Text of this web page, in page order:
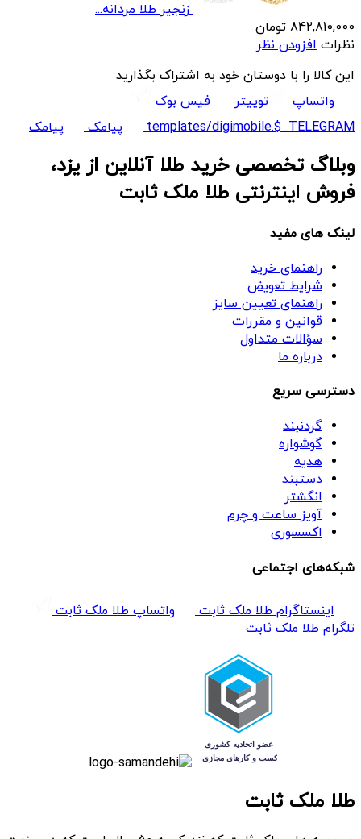
زنجیر طلا مردانه...
842,810,000 تومان
نظرات افزودن نظر
این کالا را با دوستان خود به اشتراک بگذارید
واتساپ
توییتر
فیس بوک
templates/digimobile.$_TELEGRAM
پیامک پیامک
وبلاگ تخصصی خرید طلا آنلاین از یزد،
فروش اینترنتی طلا ملک ثابت
لینک های مفید
راهنمای خرید
شرایط تعویض
راهنمای تعیین سایز
قوانین و مقررات
سؤالات متداول
درباره ما
دسترسی سریع
گردنبند
گوشواره
هدیه
دستبند
انگشتر
آویز ساعت و چرم
اکسسوری
شبکه‌های اجتماعی
اینستاگرام طلا ملک ثابت
واتساپ طلا ملک ثابت
تلگرام طلا ملک ثابت
طلا ملک ثابت